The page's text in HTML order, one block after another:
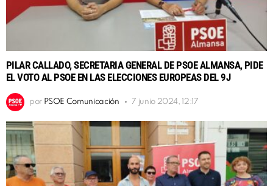
PILAR CALLADO, SECRETARIA GENERAL DE PSOE ALMANSA, PIDE
EL VOTO AL PSOE EN LAS ELECCIONES EUROPEAS DEL 9J
por PSOE Comunicación 7 junio 2024, 12:17